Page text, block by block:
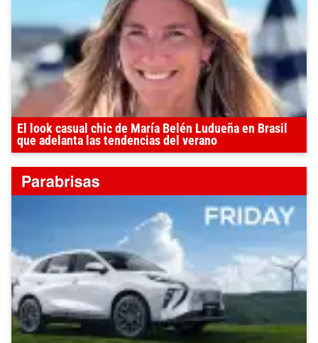
El look casual chic de María Belén Ludueña en Brasil
que adelanta las tendencias del verano